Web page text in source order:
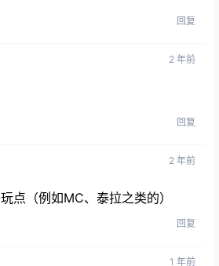
回复
2 年前
回复
2 年前
点（例如MC、泰拉之类的）
回复
1 年前